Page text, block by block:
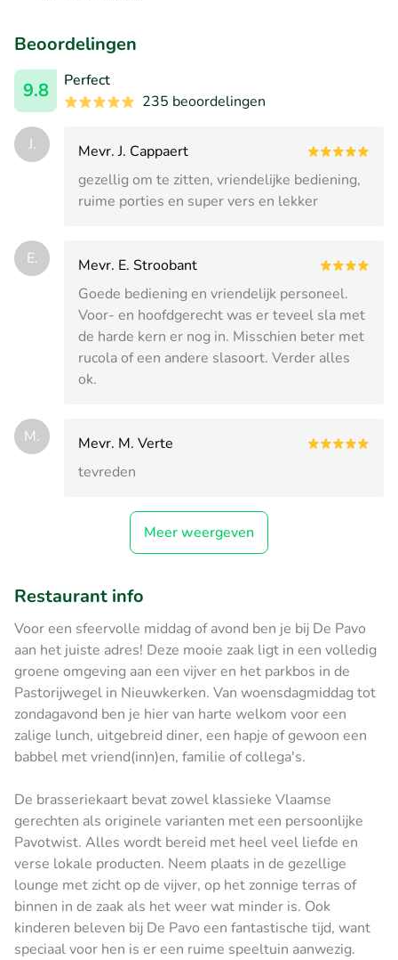
Beoordelingen
9.8
Perfect
235 beoordelingen
J.
Mevr. J. Cappaert
gezellig om te zitten, vriendelijke bediening,
ruime porties en super vers en lekker
E.
Mevr. E. Stroobant
Goede bediening en vriendelijk personeel.
Voor- en hoofdgerecht was er teveel sla met
de harde kern er nog in. Misschien beter met
rucola of een andere slasoort. Verder alles
ok.
M.
Mevr. M. Verte
tevreden
Meer weergeven
Restaurant info
Voor een sfeervolle middag of avond ben je bij De Pavo
aan het juiste adres! Deze mooie zaak ligt in een volledig
groene omgeving aan een vijver en het parkbos in de
Pastorijwegel in Nieuwkerken. Van woensdagmiddag tot
zondagavond ben je hier van harte welkom voor een
zalige lunch, uitgebreid diner, een hapje of gewoon een
babbel met vriend(inn)en, familie of collega's.
De brasseriekaart bevat zowel klassieke Vlaamse
gerechten als originele varianten met een persoonlijke
Pavotwist. Alles wordt bereid met heel veel liefde en
verse lokale producten. Neem plaats in de gezellige
lounge met zicht op de vijver, op het zonnige terras of
binnen in de zaak als het weer wat minder is. Ook
kinderen beleven bij De Pavo een fantastische tijd, want
speciaal voor hen is er een ruime speeltuin aanwezig.